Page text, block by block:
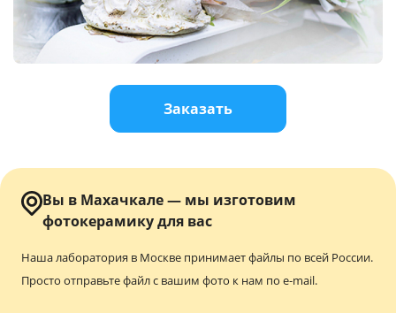
Полиграфия
Услуги и сервис
Заказать
Вы в Махачкале — мы изготовим
фотокерамику для вас
Наша лаборатория в Москве принимает файлы по всей России.
Просто отправьте файл с вашим фото к нам по e-mail.